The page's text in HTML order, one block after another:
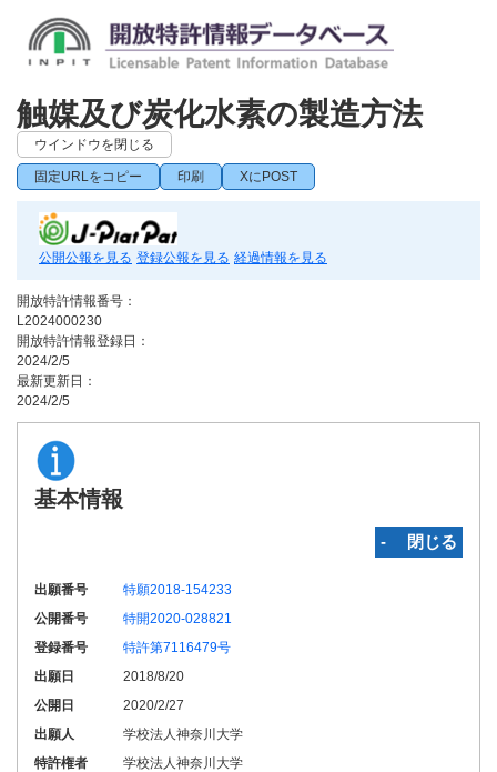
触媒及び炭化水素の製造方法
ウインドウを閉じる
固定URLをコピー 印刷 XにPOST
公開公報を見る 登録公報を見る 経過情報を見る
開放特許情報番号：
L2024000230
開放特許情報登録日：
2024/2/5
最新更新日：
2024/2/5
基本情報
‐ 閉じる
出願番号
特願2018-154233
公開番号
特開2020-028821
登録番号
特許第7116479号
出願日
2018/8/20
公開日
2020/2/27
出願人
学校法人神奈川大学
特許権者
学校法人神奈川大学